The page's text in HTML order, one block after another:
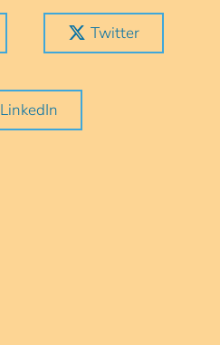
Twitter
LinkedIn